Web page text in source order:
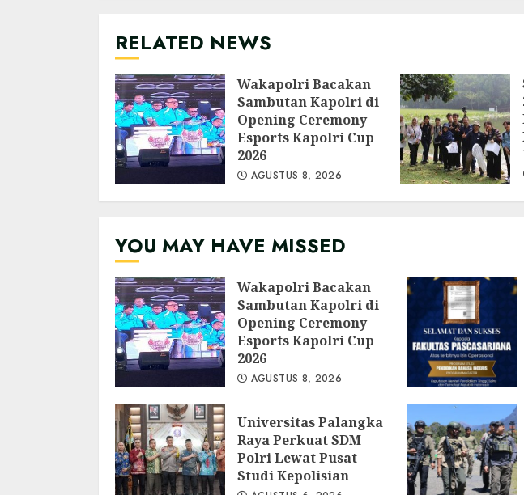
RELATED NEWS
Wakapolri Bacakan
Sambutan Kapolri di
Opening Ceremony
Esports Kapolri Cup
2026
AGUSTUS 8, 2026
YOU MAY HAVE MISSED
Wakapolri Bacakan
Sambutan Kapolri di
Opening Ceremony
Esports Kapolri Cup
2026
AGUSTUS 8, 2026
Universitas Palangka
Raya Perkuat SDM
Polri Lewat Pusat
Studi Kepolisian